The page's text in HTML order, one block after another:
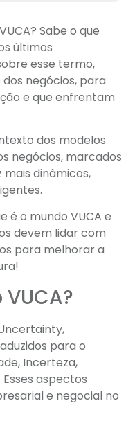
Sabe o que
últimos
esse termo,
negócios, para
e que enfrentam
dos modelos
negócios, marcados
dinâmicos,
é o mundo VUCA e
devem lidar com
para melhorar a
para o
Incerteza,
aspectos
e negocial no